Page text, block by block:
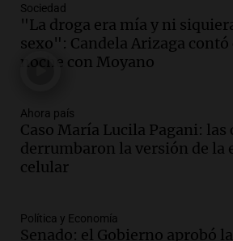
Audio.
González por el accidente
Cumbres con nuevas
Panorama Federal
Audio.
superávit y se prepara
impuestos a las ganancias
Noticias
Santilli y Bullrich frente a
Sociedad
"La droga era mía y ni
sexo": Candela Arizaga contó
noche con Moyano
Ahora país
Caso María Lucila Pagani: las
derrumbaron la versión de la
celular
Política y Economía
Senado: el Gobierno aprobó